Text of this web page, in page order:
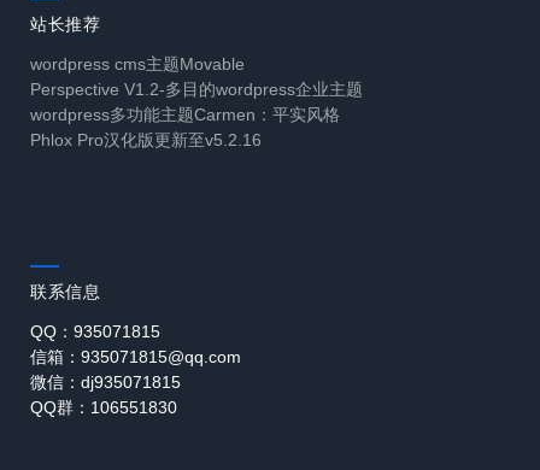
站长推荐
wordpress cms主题Movable
Perspective V1.2-多目的wordpress企业主题
wordpress多功能主题Carmen：平实风格
Phlox Pro汉化版更新至v5.2.16
联系信息
QQ：935071815
信箱：935071815@qq.com
微信：dj935071815
QQ群：106551830